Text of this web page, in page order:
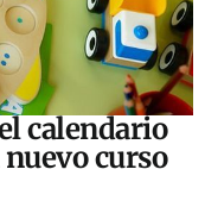
calendario
curso